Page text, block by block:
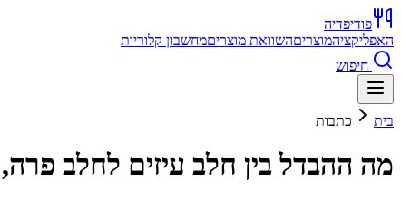
פודיפדיה
האפליקציהמוצריםהשוואת מוצריםמחשבון קלוריות
חיפוש
בית כתבות
מה ההבדל בין חלב עיזים לחלב